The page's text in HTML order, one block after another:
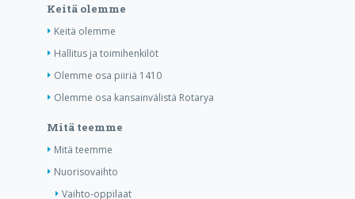
Keitä olemme
Keitä olemme
Hallitus ja toimihenkilöt
Olemme osa piiriä 1410
Olemme osa kansainvälistä Rotarya
Mitä teemme
Mitä teemme
Nuorisovaihto
Vaihto-oppilaat